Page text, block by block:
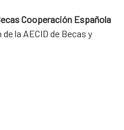
Cooperación Española
la AECID de Becas y